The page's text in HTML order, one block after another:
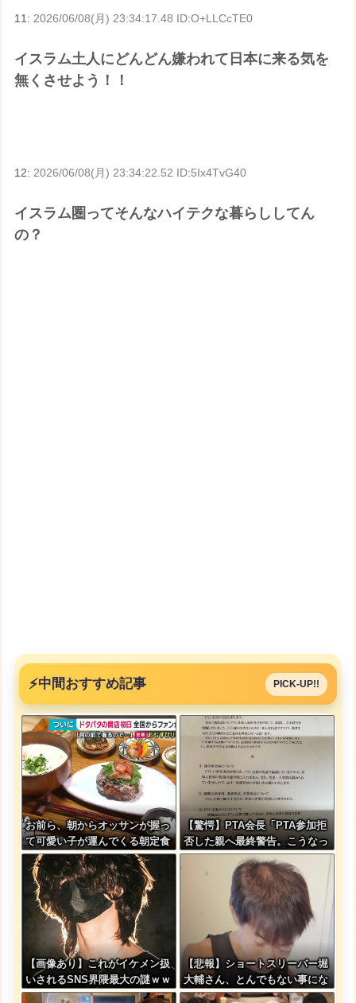
11: 2026/06/08(月) 23:34:17.48 ID:O+LLCcTE0
イスラム土人にどんどん嫌われて日本に来る気を
無くさせよう！！
12: 2026/06/08(月) 23:34:22.52 ID:5Ix4TvG40
イスラム圏ってそんなハイテクな暮らししてん
の？
⚡中間おすすめ記事 PICK-UP!!
お前ら、朝からオッサンが握っ
て可愛い子が運んでくる朝定食
（2200円）頼める？
【驚愕】PTA会長「PTA参加拒
否した親へ最終警告。こうなっ
てもいい？」
【画像あり】これがイケメン扱
いされるSNS界隈最大の謎ｗｗ
ｗｗｗｗｗｗｗｗｗｗｗｗｗｗ
【悲報】ショートスリーバー堀
大輔さん、とんでもない事にな
る・・・